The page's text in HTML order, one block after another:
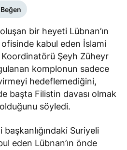
Beğen
bir heyeti Lübnan’ın
kabul eden İslami
Şeyh Züheyr
komplonun sadece
hedeflemediğini,
başta Filistin davası olmak
söyledi.
Suriyeli
eden Lübnan’ın önde